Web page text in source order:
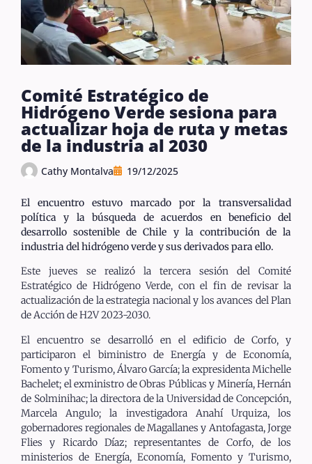
Comité Estratégico de
Hidrógeno Verde sesiona para
actualizar hoja de ruta y metas
de la industria al 2030
Cathy Montalva 19/12/2025
El encuentro estuvo marcado por la transversalidad
política y la búsqueda de acuerdos en beneficio del
desarrollo sostenible de Chile y la contribución de la
industria del hidrógeno verde y sus derivados para ello.
Este jueves se realizó la tercera sesión del Comité
Estratégico de Hidrógeno Verde, con el fin de revisar la
actualización de la estrategia nacional y los avances del Plan
de Acción de H2V 2023-2030.
El encuentro se desarrolló en el edificio de Corfo, y
participaron el biministro de Energía y de Economía,
Fomento y Turismo, Álvaro García; la expresidenta Michelle
Bachelet; el exministro de Obras Públicas y Minería, Hernán
de Solminihac; la directora de la Universidad de Concepción,
Marcela Angulo; la investigadora Anahí Urquiza, los
gobernadores regionales de Magallanes y Antofagasta, Jorge
Flies y Ricardo Díaz; representantes de Corfo, de los
ministerios de Energía, Economía, Fomento y Turismo,